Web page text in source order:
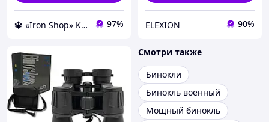
🔱 «Iron Shop» Компетентность! Качество товара! Быстрая отправка! ✅ 97% ELEXION 90%
Смотри также
Бинокли
Бинокль военный
Мощный бинокль